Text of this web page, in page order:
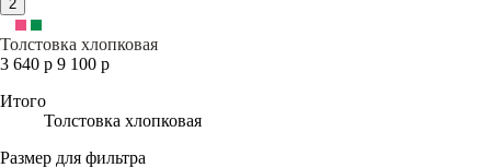
2
Толстовка хлопковая
3 640 р 9 100 р
Итого
Толстовка хлопковая
Размер для фильтра